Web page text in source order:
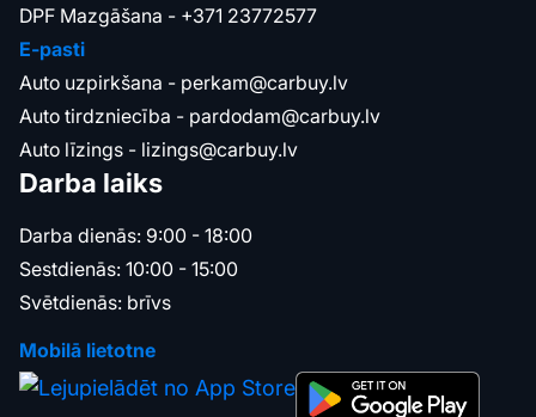
DPF Mazgāšana - +371 23772577
E-pasti
Auto uzpirkšana - perkam@carbuy.lv
Auto tirdzniecība - pardodam@carbuy.lv
Auto līzings - lizings@carbuy.lv
Darba laiks
Darba dienās: 9:00 - 18:00
Sestdienās: 10:00 - 15:00
Svētdienās: brīvs
Mobilā lietotne